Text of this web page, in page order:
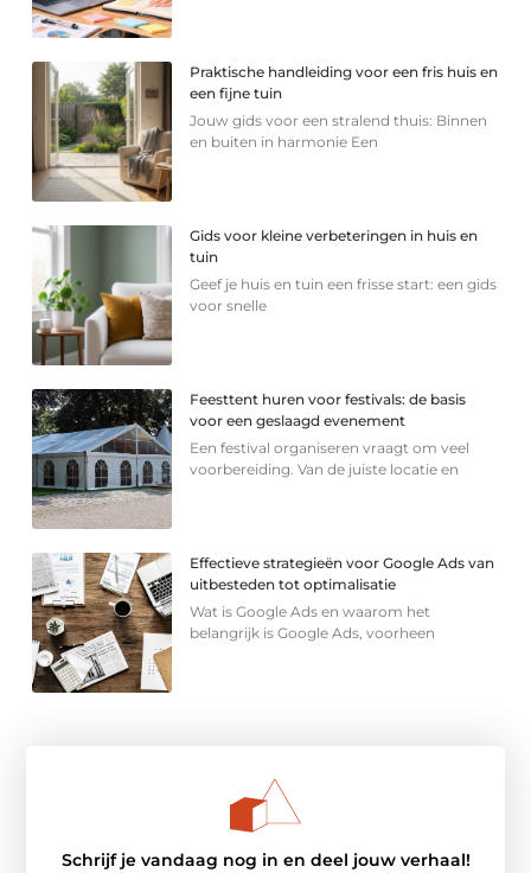
Praktische handleiding voor een fris huis en
een fijne tuin
Jouw gids voor een stralend thuis: Binnen
en buiten in harmonie Een
Gids voor kleine verbeteringen in huis en
tuin
Geef je huis en tuin een frisse start: een gids
voor snelle
Feesttent huren voor festivals: de basis
voor een geslaagd evenement
Een festival organiseren vraagt om veel
voorbereiding. Van de juiste locatie en
Effectieve strategieën voor Google Ads van
uitbesteden tot optimalisatie
Wat is Google Ads en waarom het
belangrijk is Google Ads, voorheen
Schrijf je vandaag nog in en deel jouw verhaal!